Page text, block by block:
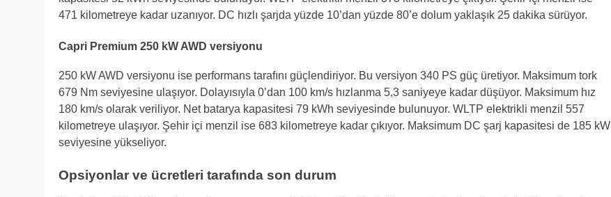
471 kilometreye kadar uzanıyor. DC hızlı şarjda yüzde 10’dan yüzde 80’e dolum yaklaşık 25 dakika sürüyor.
Capri Premium 250 kW AWD versiyonu
250 kW AWD versiyonu ise performans tarafını güçlendiriyor. Bu versiyon 340 PS güç üretiyor. Maksimum tork
679 Nm seviyesine ulaşıyor. Dolayısıyla 0’dan 100 km/s hızlanma 5,3 saniyeye kadar düşüyor. Maksimum hız
180 km/s olarak veriliyor. Net batarya kapasitesi 79 kWh seviyesinde bulunuyor. WLTP elektrikli menzil 557
kilometreye ulaşıyor. Şehir içi menzil ise 683 kilometreye kadar çıkıyor. Maksimum DC şarj kapasitesi de 185 kW
seviyesine yükseliyor.
Opsiyonlar ve ücretleri tarafında son durum